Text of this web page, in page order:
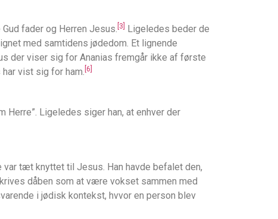
fader og Herren Jesus. [3]
Ligeledes beder de
med samtidens jødedom. Et lignende
der viser sig for Ananias fremgår ikke af første
vist sig for ham. [6]
Herre”. Ligeledes siger han, at enhver der
tæt knyttet til Jesus. Han havde befalet den,
dåben som at være vokset sammen med
i jødisk kontekst, hvvor en person blev